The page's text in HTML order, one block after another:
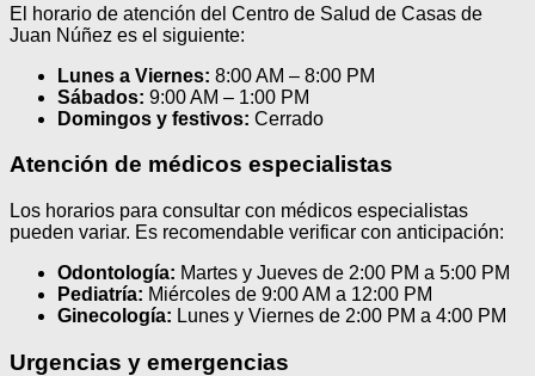
El horario de atención del Centro de Salud de Casas de
Juan Núñez es el siguiente:
Lunes a Viernes: 8:00 AM – 8:00 PM
Sábados: 9:00 AM – 1:00 PM
Domingos y festivos: Cerrado
Atención de médicos especialistas
Los horarios para consultar con médicos especialistas
pueden variar. Es recomendable verificar con anticipación:
Odontología: Martes y Jueves de 2:00 PM a 5:00 PM
Pediatría: Miércoles de 9:00 AM a 12:00 PM
Ginecología: Lunes y Viernes de 2:00 PM a 4:00 PM
Urgencias y emergencias